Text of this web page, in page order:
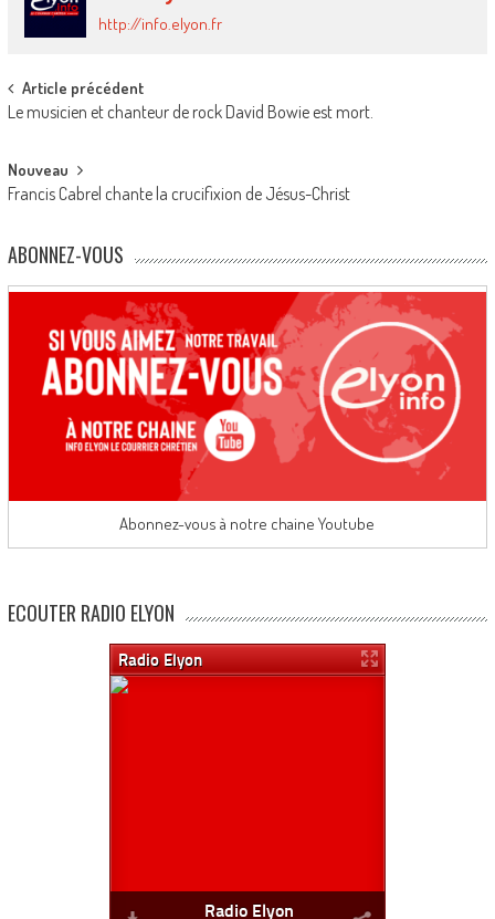
http://info.elyon.fr
Post
navigation
Article précédent
Le musicien et chanteur de rock David Bowie est mort.
Nouveau
Francis Cabrel chante la crucifixion de Jésus-Christ
ABONNEZ-VOUS
Abonnez-vous à notre chaine Youtube
ECOUTER RADIO ELYON